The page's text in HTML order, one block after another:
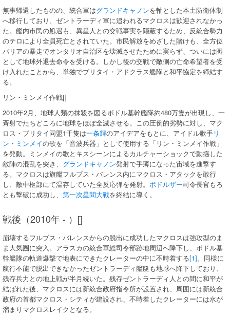
無事帰還したものの、統合軍はグランドキャノンを軸とした本土防衛体制
へ移行しており、ゼントラーディ軍に追われるマクロスは歓迎されなかっ
た。艦内市民の処遇も、異星人との交戦事実を隠蔽するため、反統合勢力
のテロにより全員死亡とされていた。市民解放をめざした賭けも、全方位
バリアの暴走でオンタリオ自治区を壊滅させたために実らず、ついには囮
として地球外退去命令を受ける。しかし後の交戦で敵側の亡命希望者を受
け入れたことから、単独でブリタイ・アドクラス艦隊と和平協定を締結す
る。
リン・ミンメイ作戦[]
2010年2月、地球人類の抹殺を図るボドル基幹艦隊約480万隻が出現し、一
斉射でたちどころに地球をほぼ全滅させる。この圧倒的劣勢に対し、マク
ロス・ブリタイ同盟1千隻は一条輝のアイデアをもとに、アイドル歌手リ
ン・ミンメイの歌を「音波兵器」として使用する「リン・ミンメイ作戦」
を発動。ミンメイの歌とキスシーンによるカルチャーショックで動揺した
敵陣の混乱を突き、 グランドキャノン発射で手薄になった宙域を進撃す
る。マクロスは旗艦フルブス・バレンス内にマクロス・アタックを敢行
し、敵中枢部にて温存していた全反応弾を発射。 ボドルザー司令長官もろ
とも撃破に成功し、 第一次星間大戦を終結に導く。
戦後（2010年 - ）[]
崩壊するフルブス・バレンスからの脱出に成功したマクロスは強攻型のま
ま大気圏に突入。アラスカの統合軍総司令部跡地周辺へ降下し、ボドル基
幹艦隊の軌道爆撃で地表にできたクレーターの中に不時着する[1]。同様に
航行不能で脱出できなかったゼントラーディ艦艇も地球へ降下しており、
残存兵力との地上戦が半月続いた。残存ゼントラーディ人との間に和平が
結ばれた後、マクロスには新統合政府指令所が設置され、周囲には新統合
政府の首都マクロス・シティが建設され、不時着したクレーターには水が
溜まりマクロスレイクとなる。